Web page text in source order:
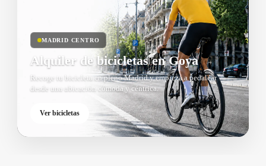
MADRID CENTRO
Alquiler de bicicletas en Goya
Recoge tu bicicleta en pleno Madrid y empieza a pedalear
desde una ubicación cómoda y céntrica.
Ver bicicletas